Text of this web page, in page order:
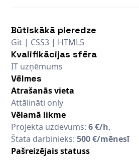
Būtiskākā pieredze
Git | CSS3 | HTML5
Kvalifikācijas sfēra
IT uzņēmums
Vēlmes
Atrašanās vieta
Attālināti only
Vēlamā likme
Projekta uzdevums:6 €/h,
Štata darbinieks:500 €/mēnesī
Pašreizējais statuss